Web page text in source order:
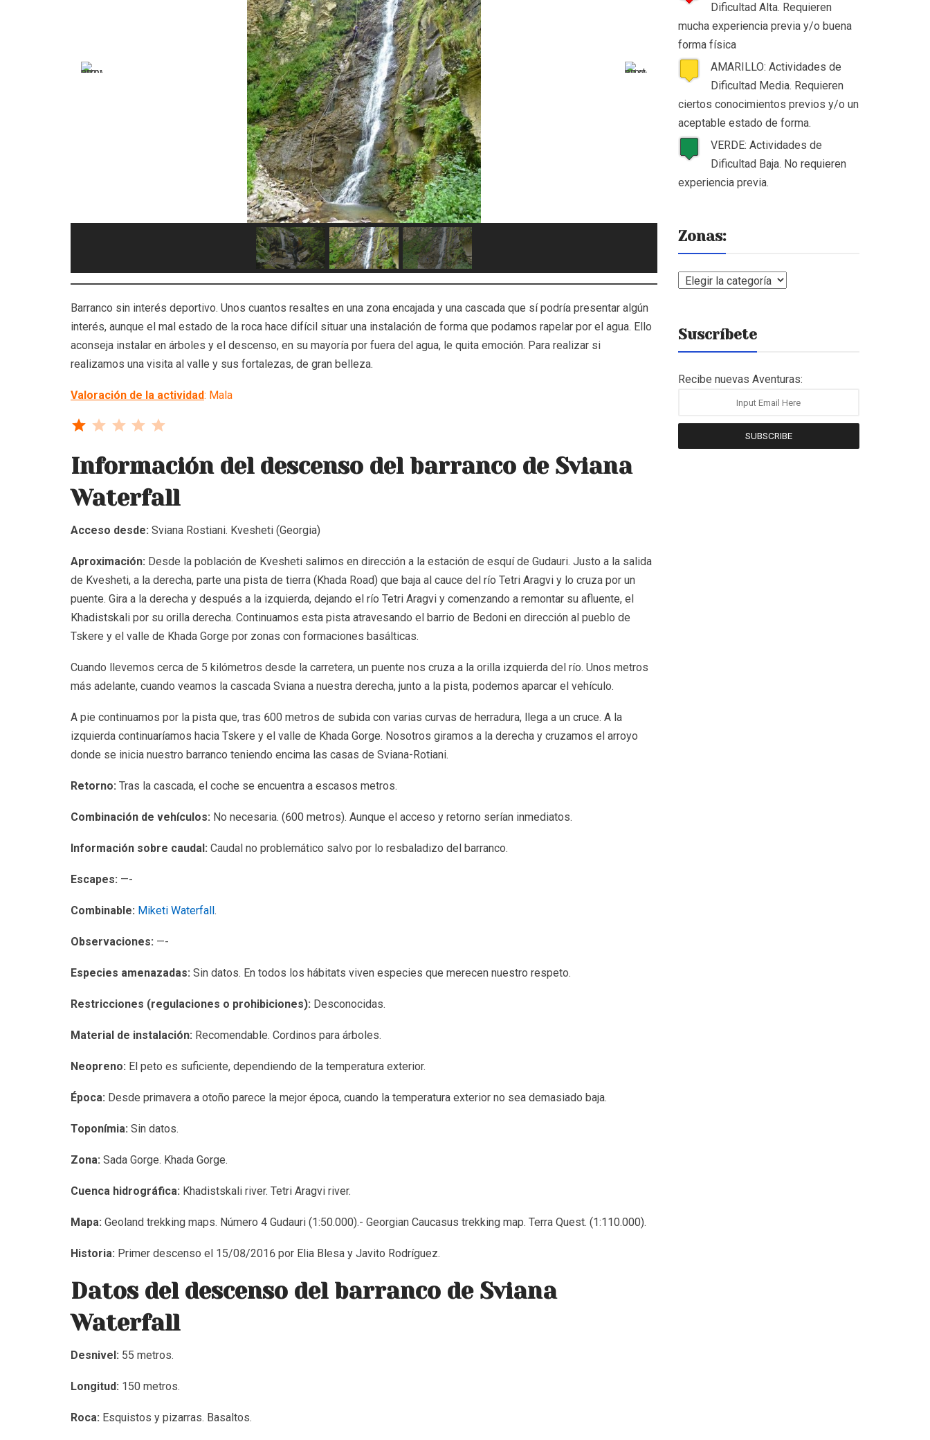
Barranco sin interés deportivo. Unos cuantos resaltes en una zona encajada y una cascada que sí podría presentar algún
interés, aunque el mal estado de la roca hace difícil situar una instalación de forma que podamos rapelar por el agua. Ello
aconseja instalar en árboles y el descenso, en su mayoría por fuera del agua, le quita emoción. Para realizar si
realizamos una visita al valle y sus fortalezas, de gran belleza.
Valoración de la actividad: Mala
Información del descenso del barranco de Sviana
Waterfall
Acceso desde: Sviana Rostiani. Kvesheti (Georgia)
Aproximación: Desde la población de Kvesheti salimos en dirección a la estación de esquí de Gudauri. Justo a la salida
de Kvesheti, a la derecha, parte una pista de tierra (Khada Road) que baja al cauce del río Tetri Aragvi y lo cruza por un
puente. Gira a la derecha y después a la izquierda, dejando el río Tetri Aragvi y comenzando a remontar su afluente, el
Khadistskali por su orilla derecha. Continuamos esta pista atravesando el barrio de Bedoni en dirección al pueblo de
Tskere y el valle de Khada Gorge por zonas con formaciones basálticas.
Cuando llevemos cerca de 5 kilómetros desde la carretera, un puente nos cruza a la orilla izquierda del río. Unos metros
más adelante, cuando veamos la cascada Sviana a nuestra derecha, junto a la pista, podemos aparcar el vehículo.
A pie continuamos por la pista que, tras 600 metros de subida con varias curvas de herradura, llega a un cruce. A la
izquierda continuaríamos hacia Tskere y el valle de Khada Gorge. Nosotros giramos a la derecha y cruzamos el arroyo
donde se inicia nuestro barranco teniendo encima las casas de Sviana-Rotiani.
Retorno: Tras la cascada, el coche se encuentra a escasos metros.
Combinación de vehículos: No necesaria. (600 metros). Aunque el acceso y retorno serían inmediatos.
Información sobre caudal: Caudal no problemático salvo por lo resbaladizo del barranco.
Escapes: —-
Combinable: Miketi Waterfall.
Observaciones: —-
Especies amenazadas: Sin datos. En todos los hábitats viven especies que merecen nuestro respeto.
Restricciones (regulaciones o prohibiciones): Desconocidas.
Material de instalación: Recomendable. Cordinos para árboles.
Neopreno: El peto es suficiente, dependiendo de la temperatura exterior.
Época: Desde primavera a otoño parece la mejor época, cuando la temperatura exterior no sea demasiado baja.
Toponímia: Sin datos.
Zona: Sada Gorge. Khada Gorge.
Cuenca hidrográfica: Khadistskali river. Tetri Aragvi river.
Mapa: Geoland trekking maps. Número 4 Gudauri (1:50.000).- Georgian Caucasus trekking map. Terra Quest. (1:110.000).
Historia: Primer descenso el 15/08/2016 por Elia Blesa y Javito Rodríguez.
Datos del descenso del barranco de Sviana
Waterfall
Desnivel: 55 metros.
Longitud: 150 metros.
Roca: Esquistos y pizarras. Basaltos.
Dificultad Alta. Requieren
mucha experiencia previa y/o buena
forma física
AMARILLO: Actividades de
Dificultad Media. Requieren
ciertos conocimientos previos y/o un
aceptable estado de forma.
VERDE: Actividades de
Dificultad Baja. No requieren
experiencia previa.
Zonas:
Zonas:
Suscríbete
Recibe nuevas Aventuras:
SUBSCRIBE